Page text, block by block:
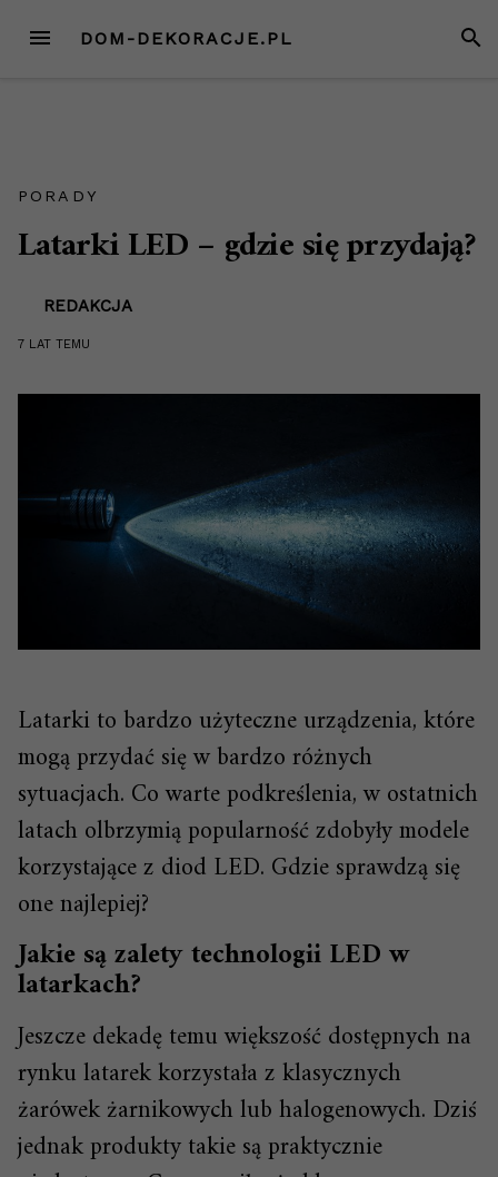
MENU DOM-DEKORACJE.PL
PORADY
Latarki LED – gdzie się przydają?
REDAKCJA
7 LAT TEMU
Latarki to bardzo użyteczne urządzenia, które
mogą przydać się w bardzo różnych
sytuacjach. Co warte podkreślenia, w ostatnich
latach olbrzymią popularność zdobyły modele
korzystające z diod LED. Gdzie sprawdzą się
one najlepiej?
Jakie są zalety technologii LED w
latarkach?
Jeszcze dekadę temu większość dostępnych na
rynku latarek korzystała z klasycznych
żarówek żarnikowych lub halogenowych. Dziś
jednak produkty takie są praktycznie